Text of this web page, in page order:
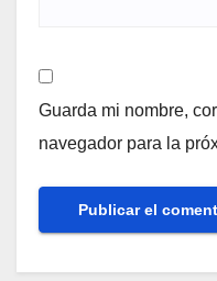
Guarda mi nombre,
navegador para la